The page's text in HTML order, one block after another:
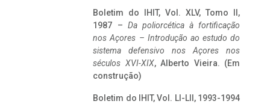
Boletim do IHIT, Vol. XLV, Tomo II,
1987 – Da poliorcética à fortificação
nos Açores – Introdução ao estudo do
sistema defensivo nos Açores nos
séculos XVI-XIX, Alberto Vieira. (Em
construção)
Boletim do IHIT, Vol. LI-LII, 1993-1994